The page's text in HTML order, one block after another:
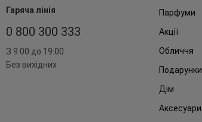
Гаряча лінія
0 800 300 333
З 9:00 до 19:00
Без вихідних
Парфуми
Акції
Обличчя
Подарунки
Дім
Аксесуари